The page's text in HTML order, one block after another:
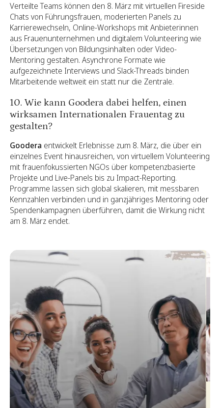
Verteilte Teams können den 8. März mit virtuellen Fireside
Chats von Führungsfrauen, moderierten Panels zu
Karrierewechseln, Online-Workshops mit Anbieterinnen
aus Frauenunternehmen und digitalem Volunteering wie
Übersetzungen von Bildungsinhalten oder Video-
Mentoring gestalten. Asynchrone Formate wie
aufgezeichnete Interviews und Slack-Threads binden
Mitarbeitende weltweit ein statt nur die Zentrale.
10. Wie kann Goodera dabei helfen, einen
wirksamen Internationalen Frauentag zu
gestalten?
Goodera entwickelt Erlebnisse zum 8. März, die über ein
einzelnes Event hinausreichen, von virtuellem Volunteering
mit frauenfokussierten NGOs über kompetenzbasierte
Projekte und Live-Panels bis zu Impact-Reporting.
Programme lassen sich global skalieren, mit messbaren
Kennzahlen verbinden und in ganzjähriges Mentoring oder
Spendenkampagnen überführen, damit die Wirkung nicht
am 8. März endet.